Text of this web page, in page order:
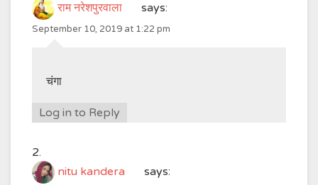
राम नरेशपुरवाला says:
September 10, 2019 at 1:22 pm
चंगा
Log in to Reply
nitu kandera says: